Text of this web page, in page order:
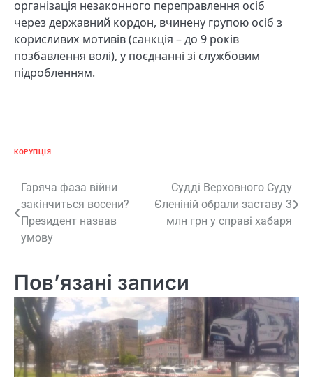
організація незаконного переправлення осіб
через державний кордон, вчинену групою осіб з
корисливих мотивів (санкція – до 9 років
позбавлення волі), у поєднанні зі службовим
підробленням.
КОРУПЦІЯ
Навігація
записів
Гаряча фаза війни
закінчиться восени?
Президент назвав
умову
Судді Верховного Суду
Єленіній обрали заставу 3
млн грн у справі хабаря
Пов’язані записи